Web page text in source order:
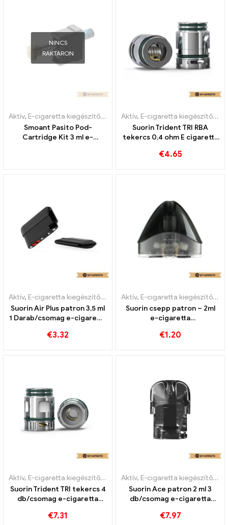
NINCS
RAKTÁRON
Aktív, E-cigaretta kiegészítők ,
Párologtató
Smoant Pasito Pod-
Cartridge Kit 3 ml e-
Aktív, E-cigaretta kiegészítők ,
Suorin Trident TRI RBA
tekercs 0,4 ohm E cigaretta
€4.65
Aktív, E-cigaretta kiegészítők ,
Párologtató
Suorin Air Plus patron 3,5 ml
1 Darab/csomag e-cigaretta
€3.32
Aktív, E-cigaretta kiegészítők ,
Suorin csepp patron – 2ml
e-cigaretta
€1.20
Aktív, E-cigaretta kiegészítők ,
Párologtató
Suorin Trident TRI tekercs 4
db/csomag e-cigaretta
€7.31
Aktív, E-cigaretta kiegészítők ,
Suorin Ace patron 2 ml 3
db/csomag e-cigaretta
€7.97